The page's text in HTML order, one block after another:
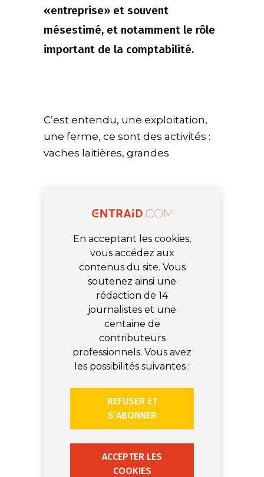
«entreprise» et souvent
mésestimé, et notamment le rôle
important de la comptabilité.
C’est entendu, une exploitation,
une ferme, ce sont des activités :
vaches laitières, grandes
En acceptant les cookies,
vous accédez aux
contenus du site. Vous
soutenez ainsi une
rédaction de 14
journalistes et une
centaine de
contributeurs
professionnels. Vous avez
les possibilités suivantes :
REFUSER ET
S’ABONNER
ACCEPTER LES
COOKIES